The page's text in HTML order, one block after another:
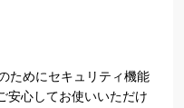
ためにセキュリティ機能
安心してお使いいただけ